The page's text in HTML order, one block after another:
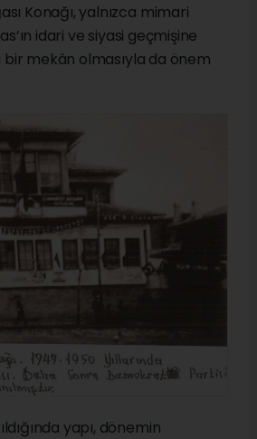
Konağı, yalnızca mimari
idari ve siyasi geçmişine
bir mekân olmasıyla da önem
yapı, dönemin